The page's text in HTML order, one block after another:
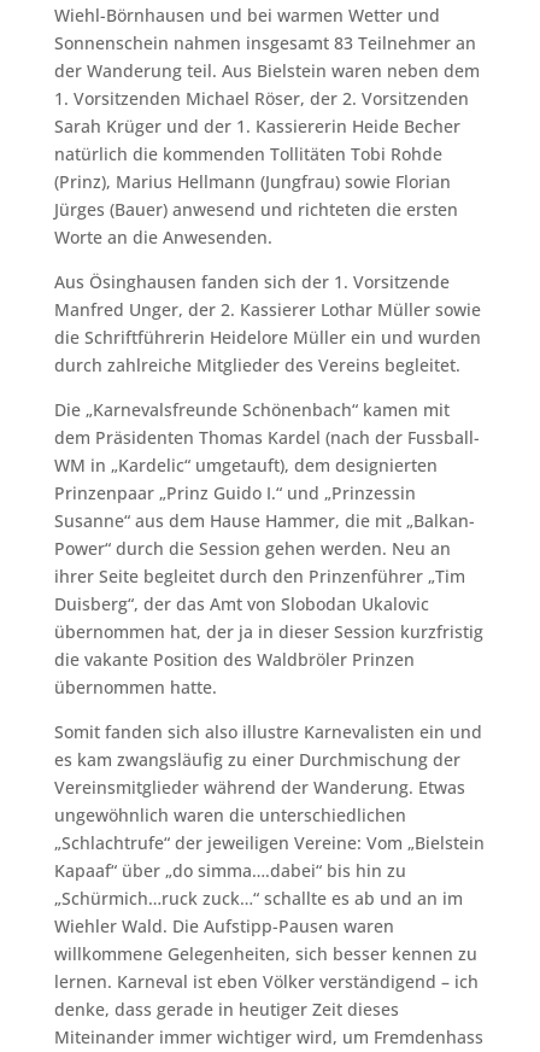
Wiehl-Börnhausen und bei warmen Wetter und
Sonnenschein nahmen insgesamt 83 Teilnehmer an
der Wanderung teil. Aus Bielstein waren neben dem
1. Vorsitzenden Michael Röser, der 2. Vorsitzenden
Sarah Krüger und der 1. Kassiererin Heide Becher
natürlich die kommenden Tollitäten Tobi Rohde
(Prinz), Marius Hellmann (Jungfrau) sowie Florian
Jürges (Bauer) anwesend und richteten die ersten
Worte an die Anwesenden.
Aus Ösinghausen fanden sich der 1. Vorsitzende
Manfred Unger, der 2. Kassierer Lothar Müller sowie
die Schriftführerin Heidelore Müller ein und wurden
durch zahlreiche Mitglieder des Vereins begleitet.
Die „Karnevalsfreunde Schönenbach“ kamen mit
dem Präsidenten Thomas Kardel (nach der Fussball-
WM in „Kardelic“ umgetauft), dem designierten
Prinzenpaar „Prinz Guido I.“ und „Prinzessin
Susanne“ aus dem Hause Hammer, die mit „Balkan-
Power“ durch die Session gehen werden. Neu an
ihrer Seite begleitet durch den Prinzenführer „Tim
Duisberg“, der das Amt von Slobodan Ukalovic
übernommen hat, der ja in dieser Session kurzfristig
die vakante Position des Waldbröler Prinzen
übernommen hatte.
Somit fanden sich also illustre Karnevalisten ein und
es kam zwangsläufig zu einer Durchmischung der
Vereinsmitglieder während der Wanderung. Etwas
ungewöhnlich waren die unterschiedlichen
„Schlachtrufe“ der jeweiligen Vereine: Vom „Bielstein
Kapaaf“ über „do simma….dabei“ bis hin zu
„Schürmich…ruck zuck…“ schallte es ab und an im
Wiehler Wald. Die Aufstipp-Pausen waren
willkommene Gelegenheiten, sich besser kennen zu
lernen. Karneval ist eben Völker verständigend – ich
denke, dass gerade in heutiger Zeit dieses
Miteinander immer wichtiger wird, um Fremdenhass